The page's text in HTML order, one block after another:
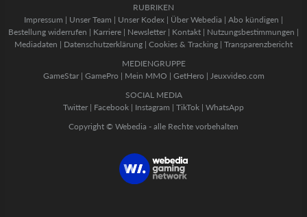
RUBRIKEN
Impressum | Unser Team | Unser Kodex | Über Webedia | Abo kündigen |
Bestellung widerrufen | Karriere | Newsletter | Kontakt | Nutzungsbestimmungen |
Mediadaten | Datenschutzerklärung | Cookies & Tracking | Transparenzbericht
MEDIENGRUPPE
GameStar| GamePro | Mein MMO | GetHero | Jeuxvideo.com
SOCIAL MEDIA
Twitter | Facebook | Instagram | TikTok | WhatsApp
Copyright © Webedia - alle Rechte vorbehalten